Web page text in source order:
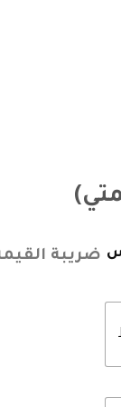
ضريبة